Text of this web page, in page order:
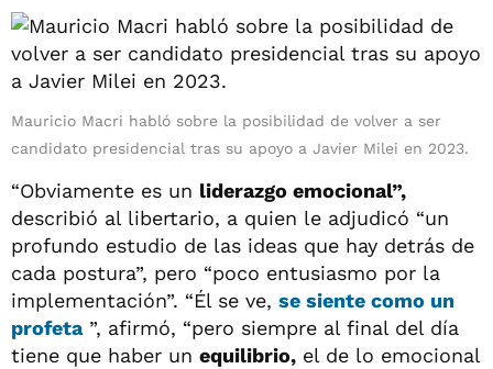
Mauricio Macri habló sobre la posibilidad de volver a ser
candidato presidencial tras su apoyo a Javier Milei en 2023.
“Obviamente es un liderazgo emocional”,
describió al libertario, a quien le adjudicó “un
profundo estudio de las ideas que hay detrás de
cada postura”, pero “poco entusiasmo por la
implementación”. “Él se ve, se siente como un
profeta”, afirmó, “pero siempre al final del día
tiene que haber un equilibrio, el de lo emocional